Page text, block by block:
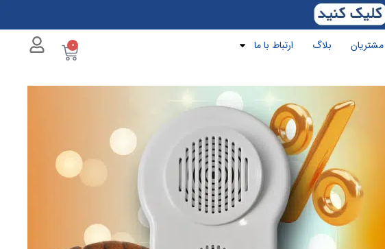
بلاگ ارتباط با ما 0